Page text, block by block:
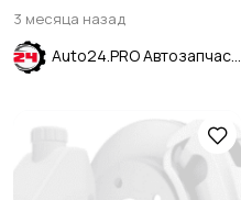
3 месяца назад
Auto24.PRO Автозапчасти